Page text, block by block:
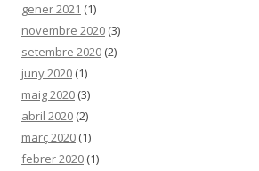
gener 2021 (1)
novembre 2020 (3)
setembre 2020 (2)
juny 2020 (1)
maig 2020 (3)
abril 2020 (2)
març 2020 (1)
febrer 2020 (1)